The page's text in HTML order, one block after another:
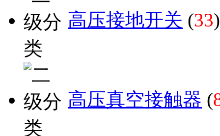
高压接地开关 (33)
高压真空接触器 (